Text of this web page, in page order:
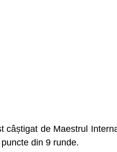
câștigat de Maestrul
din 9 runde.